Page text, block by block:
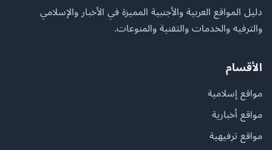
دليل المواقع العربية والأجنبية المميزة في الأخبار والإسلامي
والترفيه والخدمات والتقنية والمنوعات.
الأقسام
مواقع إسلامية
مواقع أخبارية
مواقع ترفيهية